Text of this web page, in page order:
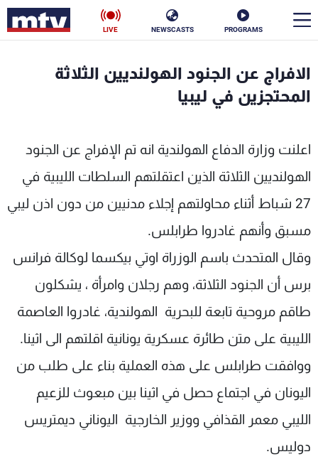
PROGRAMS
NEWSCASTS
LIVE
الافراج عن الجنود الهولنديين الثلاثة
المحتجزين في ليبيا
اعلنت وزارة الدفاع الهولندية انه تم الإفراج عن الجنود
الهولنديين الثلاثة الذين اعتقلتهم السلطات الليبية في
27 شباط أثناء محاولتهم إجلاء مدنيين من دون اذن ليبي
مسبق وأنهم غادروا طرابلس.
وقال المتحدث باسم الوزراة اوتي بيكسما لوكالة فرانس
برس أن الجنود الثلاثة، وهم رجلان وامرأة ، يشكلون
طاقم مروحية تابعة للبحرية الهولندية، غادروا العاصمة
الليبية على متن طائرة عسكرية يونانية اقلتهم الى اثينا.
ووافقت طرابلس على هذه العملية بناء على طلب من
اليونان في اجتماع حصل في اثينا بين مبعوث للزعيم
الليبي معمر القذافي ووزير الخارجية اليوناني ديمتريس
دوليس.
الأخبار
منوعات رياضة
كأس العالم
البرامج
جدول البرامج
شاهد البرامج
عن MTV
الإنـتـاج
لاعلاناتكم
وظائف
تواصل معنا
شروط الإسـتخدام